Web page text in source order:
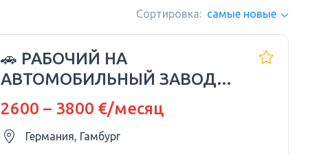
Сортировка: самые новые
🚗 РАБОЧИЙ НА
АВТОМОБИЛЬНЫЙ ЗАВОД
VOLKSWAGEN
2600 – 3800 €/месяц
Германия, Гамбург